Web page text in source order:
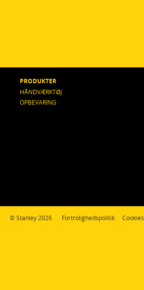
PRODUKTER
HÅNDVÆRKTØJ
OPBEVARING
© Stanley 2026 Fortrolighedspolitik Cookies